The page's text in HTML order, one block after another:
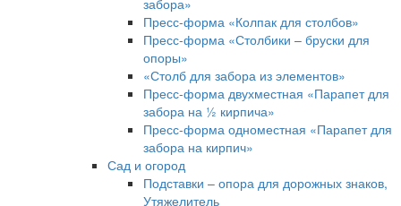
Пресс-форма «Колпак для столбов»
Пресс-форма «Столбики – бруски для
опоры»
«Столб для забора из элементов»
Пресс-форма двухместная «Парапет для
забора на ½ кирпича»
Пресс-форма одноместная «Парапет для
забора на кирпич»
Сад и огород
Подставки – опора для дорожных знаков,
Утяжелитель